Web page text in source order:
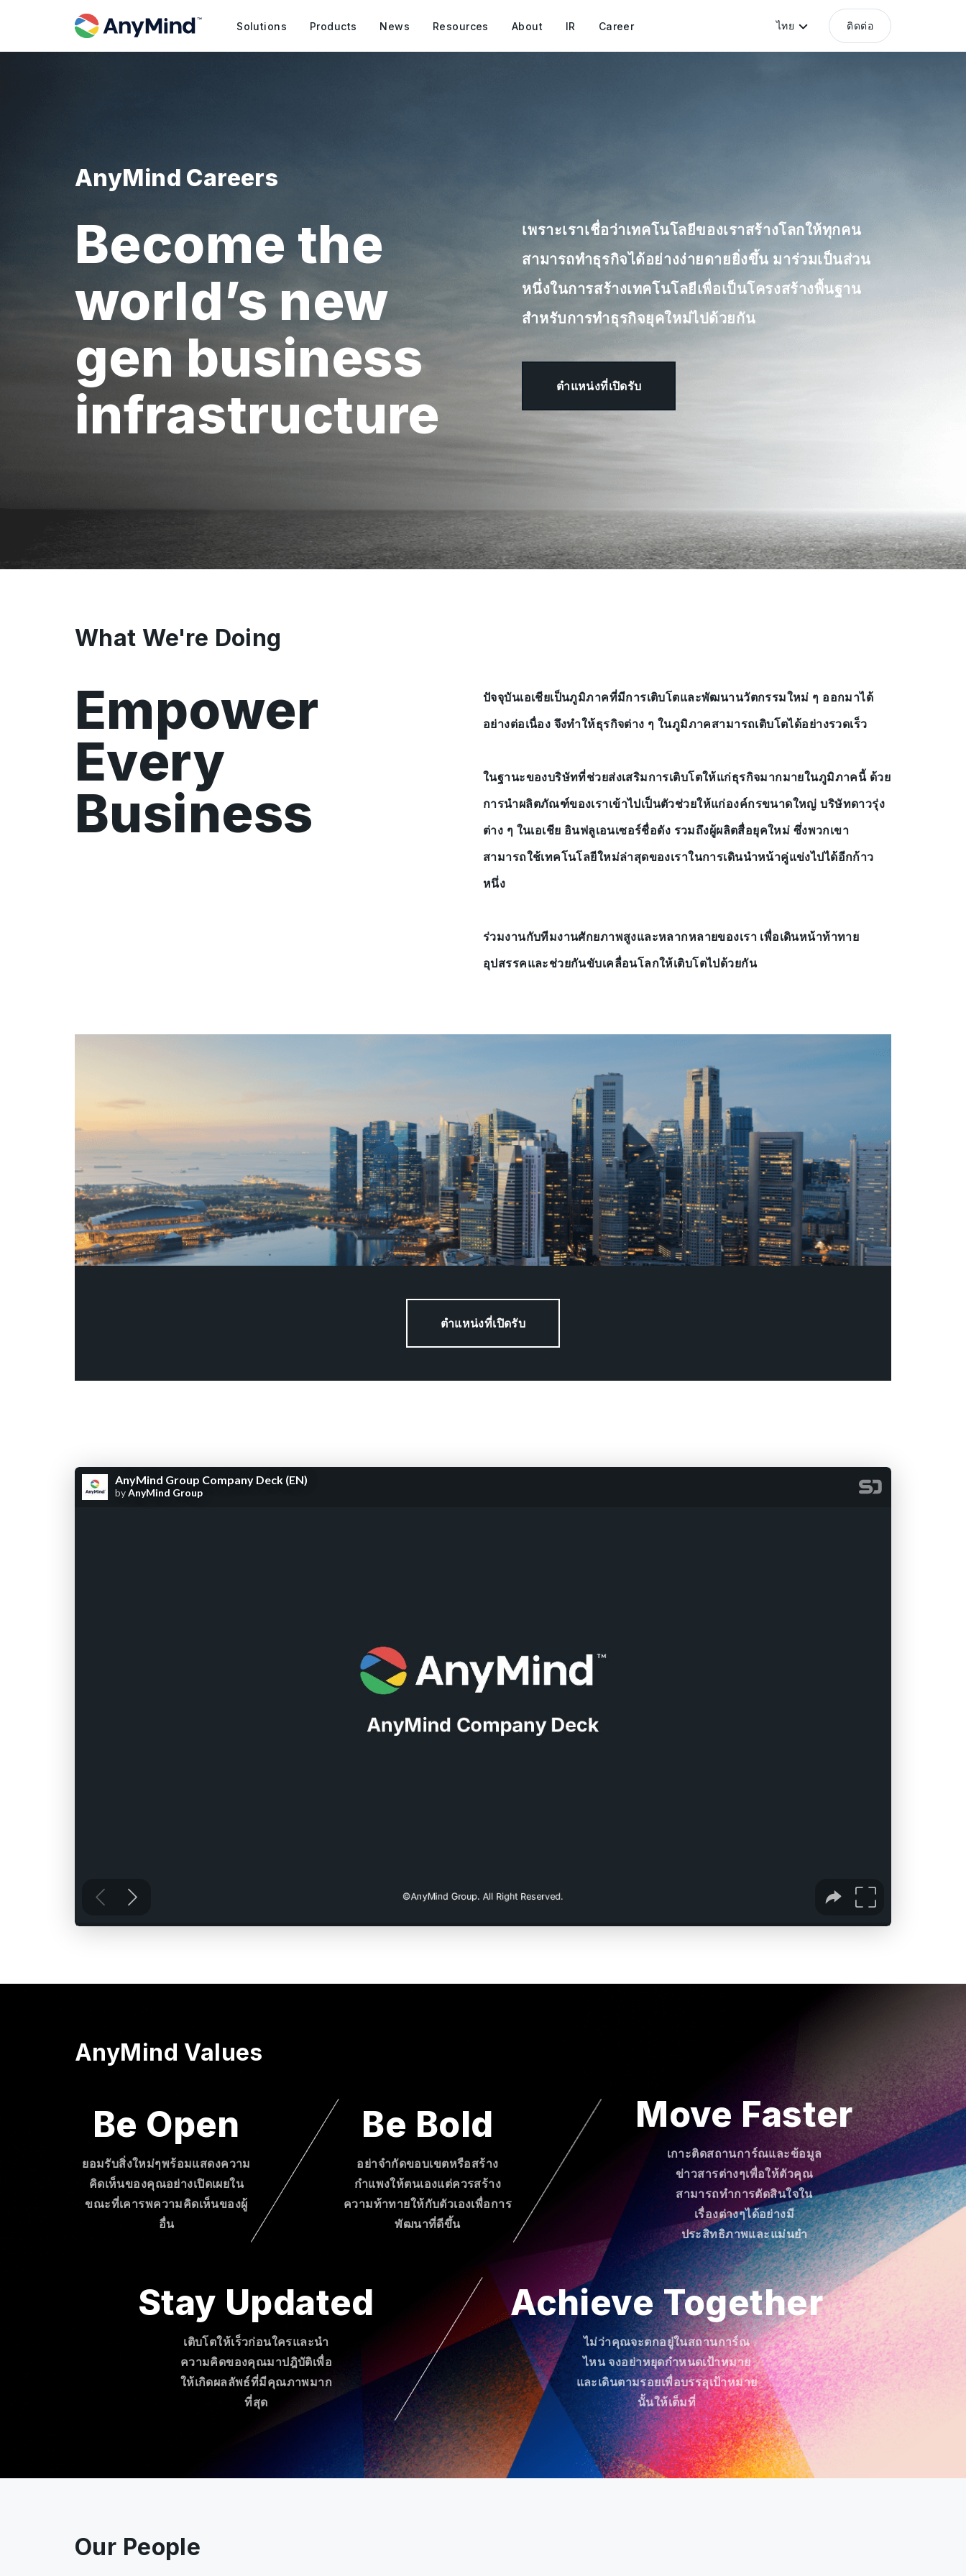
Solutions Products News Resources About IR Career ไทย ติดต่อ
AnyMind Careers
Become the
world’s new
gen business
infrastructure
เพราะเราเชื่อว่าเทคโนโลยีของเราสร้างโลกให้ทุกคน
สามารถทำธุรกิจได้อย่างง่ายดายยิ่งขึ้น มาร่วมเป็นส่วน
หนึ่งในการสร้างเทคโนโลยีเพื่อเป็นโครงสร้างพื้นฐาน
สำหรับการทำธุรกิจยุคใหม่ไปด้วยกัน
ตำแหน่งที่เปิดรับ
What We're Doing
Empower
Every
Business
ปัจจุบันเอเชียเป็นภูมิภาคที่มีการเติบโตและพัฒนานวัตกรรมใหม่ ๆ ออกมาได้
อย่างต่อเนื่อง จึงทำให้ธุรกิจต่าง ๆ ในภูมิภาคสามารถเติบโตได้อย่างรวดเร็ว
ในฐานะของบริษัทที่ช่วยส่งเสริมการเติบโตให้แก่ธุรกิจมากมายในภูมิภาคนี้ ด้วย
การนำผลิตภัณฑ์ของเราเข้าไปเป็นตัวช่วยให้แก่องค์กรขนาดใหญ่ บริษัทดาวรุ่ง
ต่าง ๆ ในเอเชีย อินฟลูเอนเซอร์ชื่อดัง รวมถึงผู้ผลิตสื่อยุคใหม่ ซึ่งพวกเขา
สามารถใช้เทคโนโลยีใหม่ล่าสุดของเราในการเดินนำหน้าคู่แข่งไปได้อีกก้าว
หนึ่ง
ร่วมงานกับทีมงานศักยภาพสูงและหลากหลายของเรา เพื่อเดินหน้าท้าทาย
อุปสรรคและช่วยกันขับเคลื่อนโลกให้เติบโตไปด้วยกัน
ตำแหน่งที่เปิดรับ
AnyMind Values
Be Open
ยอมรับสิ่งใหม่ๆพร้อมแสดงความ
คิดเห็นของคุณอย่างเปิดเผยใน
ขณะที่เคารพความคิดเห็นของผู้
อื่น
Be Bold
อย่าจำกัดขอบเขตหรือสร้าง
กำแพงให้ตนเองแต่ควรสร้าง
ความท้าทายให้กับตัวเองเพื่อการ
พัฒนาที่ดีขึ้น
Move Faster
เกาะติดสถานการ์ณและข้อมูล
ข่าวสารต่างๆเพื่อให้ตัวคุณ
สามารถทำการตัดสินใจใน
เรื่องต่างๆได้อย่างมี
ประสิทธิภาพและแม่นยำ
Stay Updated
เติบโตให้เร็วก่อนใครและนำ
ความคิดของคุณมาปฎิบัติเพื่อ
ให้เกิดผลลัพธ์ที่มีคุณภาพมาก
ที่สุด
Achieve Together
ไม่ว่าคุณจะตกอยู่ในสถานการ์ณ
ไหน จงอย่าหยุดกำหนดเป้าหมาย
และเดินตามรอยเพื่อบรรลุเป้าหมาย
นั้นให้เต็มที่
Our People